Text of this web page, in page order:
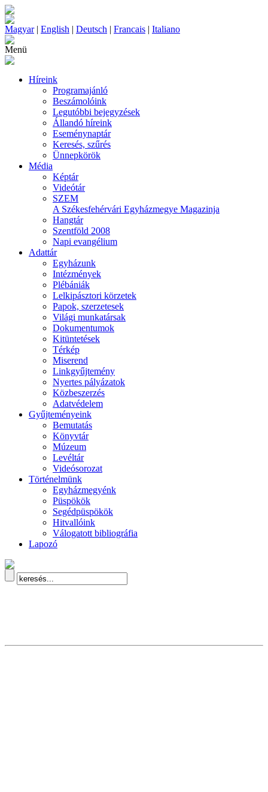
Magyar| English | Deutsch | Francais | Italiano
Menü
Híreink
Programajánló
Beszámolóink
Legutóbbi bejegyzések
Állandó híreink
Eseménynaptár
Keresés, szűrés
Ünnepkörök
Média
Képtár
Videótár
SZEM
A Székesfehérvári Egyházmegye Magazinja
Hangtár
Szentföld 2008
Napi evangélium
Adattár
Egyházunk
Intézmények
Plébániák
Lelkipásztori körzetek
Papok, szerzetesek
Világi munkatársak
Dokumentumok
Kitüntetések
Térkép
Miserend
Linkgyűjtemény
Nyertes pályázatok
Közbeszerzés
Adatvédelem
Gyűjteményeink
Bemutatás
Könyvtár
Múzeum
Levéltár
Videósorozat
Történelmünk
Egyházmegyénk
Püspökök
Segédpüspökök
Hitvallóink
Válogatott bibliográfia
Lapozó